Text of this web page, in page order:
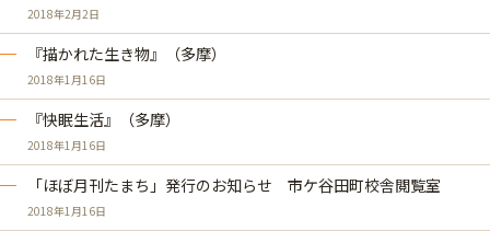
2018年2月2日
『描かれた生き物』（多摩）
2018年1月16日
『快眠生活』（多摩）
2018年1月16日
「ほぼ月刊たまち」発行のお知らせ 市ケ谷田町校舎閲覧室
2018年1月16日